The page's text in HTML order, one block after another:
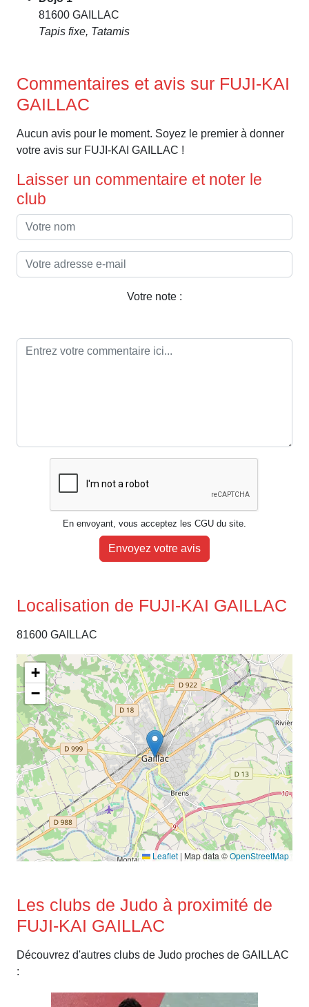
81600 GAILLAC
Tapis fixe, Tatamis
Commentaires et avis sur FUJI-KAI
GAILLAC
Aucun avis pour le moment. Soyez le premier à donner
votre avis sur FUJI-KAI GAILLAC !
Laisser un commentaire et noter le
club
Votre note :
En envoyant, vous acceptez les CGU du site.
Envoyez votre avis
Localisation de FUJI-KAI GAILLAC
81600 GAILLAC
+
−
Leaflet | Map data ©OpenStreetMap
Les clubs de Judo à proximité de
FUJI-KAI GAILLAC
Découvrez d'autres clubs de Judo proches de GAILLAC
: